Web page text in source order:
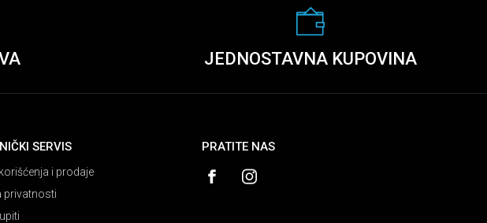
JEDNOSTAVNA KUPOVINA
SERVIS
i prodaje
privatnosti
PRATITE NAS